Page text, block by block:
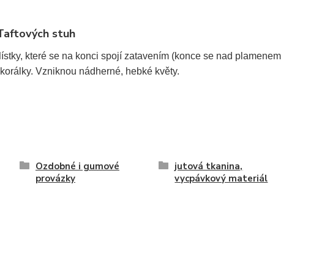
stuh
které se na konci spojí zatavením (konce se nad plamenem
Vzniknou nádherné, hebké květy.
Ozdobné i gumové
provázky
jutová tkanina,
vycpávkový materiál